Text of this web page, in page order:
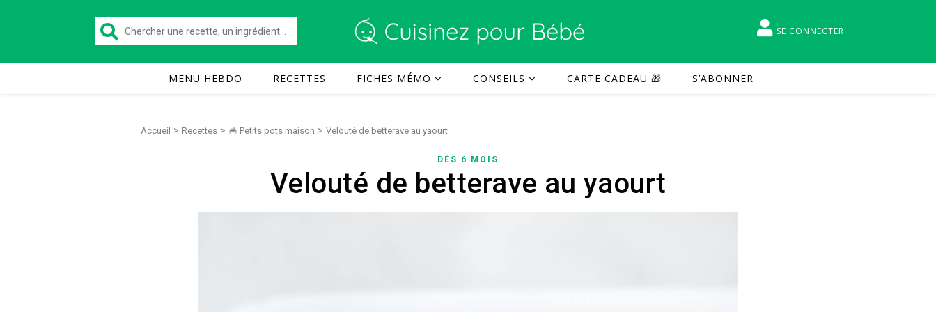
SE CONNECTER
MENU HEBDO RECETTES FICHES MÉMO CONSEILS CARTE CADEAU 🎁 S’ABONNER
Accueil > Recettes > 🥣 Petits pots maison > Velouté de betterave au yaourt
DÈS 6 MOIS
Velouté de betterave au yaourt